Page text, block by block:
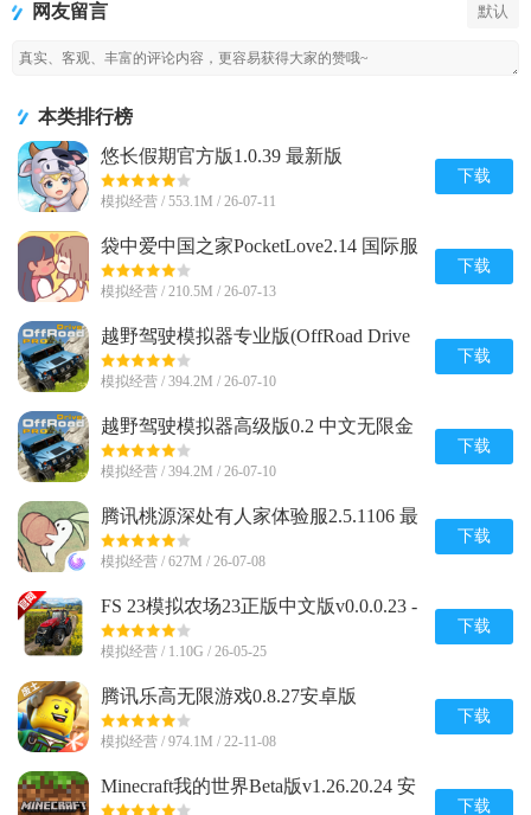
网友留言 默认
本类排行榜
悠长假期官方版1.0.39 最新版
模拟经营 / 553.1M / 26-07-11
下载
袋中爱中国之家PocketLove2.14 国际服
模拟经营 / 210.5M / 26-07-13
下载
越野驾驶模拟器专业版(OffRoad Drive
Pro)0.2 中文安卓最新版
模拟经营 / 394.2M / 26-07-10
下载
越野驾驶模拟器高级版0.2 中文无限金
币版
模拟经营 / 394.2M / 26-07-10
下载
腾讯桃源深处有人家体验服2.5.1106 最
新版
模拟经营 / 627M / 26-07-08
下载
FS 23模拟农场23正版中文版v0.0.0.23 -
Google 谷歌版
模拟经营 / 1.10G / 26-05-25
下载
腾讯乐高无限游戏0.8.27安卓版
模拟经营 / 974.1M / 22-11-08
下载
Minecraft我的世界Beta版v1.26.20.24 安
卓手机版
下载